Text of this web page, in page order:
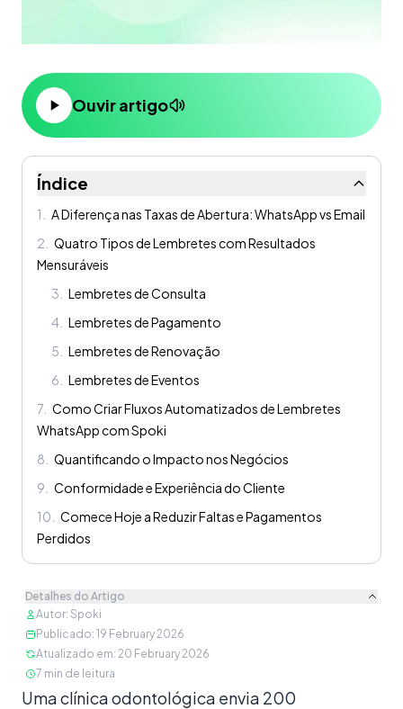
Ouvir artigo
Índice
1
A Diferença nas Taxas de Abertura: WhatsApp vs Email
2
Quatro Tipos de Lembretes com Resultados
Mensuráveis
3
Lembretes de Consulta
4
Lembretes de Pagamento
5
Lembretes de Renovação
6
Lembretes de Eventos
7 Como Criar Fluxos Automatizados de Lembretes
WhatsApp com Spoki
8
Quantificando o Impacto nos Negócios
9
Conformidade e Experiência do Cliente
10
Comece Hoje a Reduzir Faltas e Pagamentos
Perdidos
Detalhes do Artigo
Autor: Spoki
Publicado: 19 February 2026
Atualizado em: 20 February 2026
7 min de leitura
Conteúdo
Uma clínica odontológica envia 200